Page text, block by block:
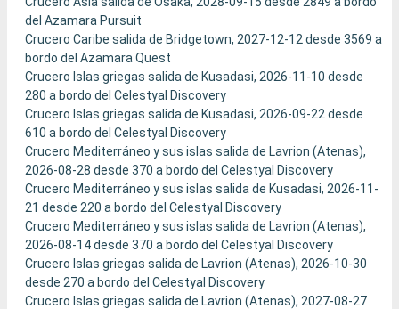
del Azamara Pursuit
Crucero Caribe salida de Bridgetown, 2027-12-12 desde 3569 a
bordo del Azamara Quest
Crucero Islas griegas salida de Kusadasi, 2026-11-10 desde
280 a bordo del Celestyal Discovery
Crucero Islas griegas salida de Kusadasi, 2026-09-22 desde
610 a bordo del Celestyal Discovery
Crucero Mediterráneo y sus islas salida de Lavrion (Atenas),
2026-08-28 desde 370 a bordo del Celestyal Discovery
Crucero Mediterráneo y sus islas salida de Kusadasi, 2026-11-
21 desde 220 a bordo del Celestyal Discovery
Crucero Mediterráneo y sus islas salida de Lavrion (Atenas),
2026-08-14 desde 370 a bordo del Celestyal Discovery
Crucero Islas griegas salida de Lavrion (Atenas), 2026-10-30
desde 270 a bordo del Celestyal Discovery
Crucero Islas griegas salida de Lavrion (Atenas), 2027-08-27